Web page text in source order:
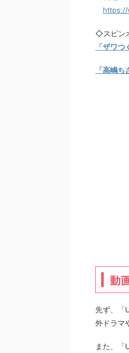
◇スピン
「ザワ
「高嶋
動
先ず、「
外ドラマ
また、「